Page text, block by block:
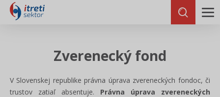
Zverenecký fond
V Slovenskej republike právna úprava zvereneckých fondoc, či
trustov zatiaľ absentuje. Právna úprava zvereneckých